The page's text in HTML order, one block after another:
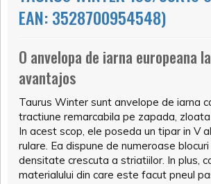
EAN: 3528700954548)
O anvelopa de iarna europeana
avantajos
Taurus Winter sunt anvelope de iarna
tractiune remarcabila pe zapada,
In acest scop, ele poseda un tipar in V
rulare. Ea dispune de numeroase
densitate crescuta a striatiilor. In plus,
materialului din care este facut pneul